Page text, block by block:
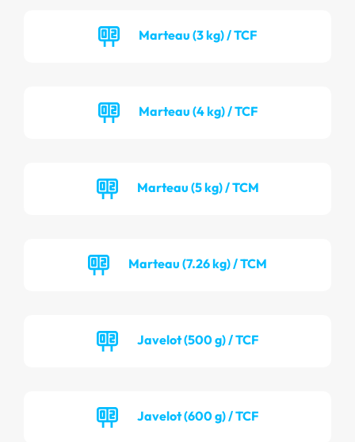
Marteau (3 kg) / TCF
Marteau (4 kg) / TCF
Marteau (5 kg) / TCM
Marteau (7.26 kg) / TCM
Javelot (500 g) / TCF
Javelot (600 g) / TCF